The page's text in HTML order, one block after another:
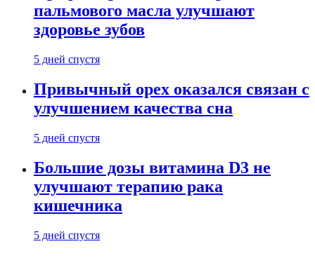
пальмового масла улучшают
здоровье зубов
5 дней спустя
Привычный орех оказался связан с
улучшением качества сна
5 дней спустя
Большие дозы витамина D3 не
улучшают терапию рака
кишечника
5 дней спустя